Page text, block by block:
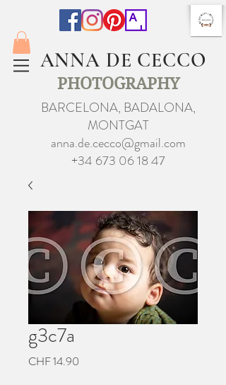
ANNA DE CECCO
PHOTOGRAPHY
BARCELONA, BADALONA,
MONTGAT
anna.de.cecco@gmail.com
+34 673 06 18 47
g3c7a
CHF 14.90